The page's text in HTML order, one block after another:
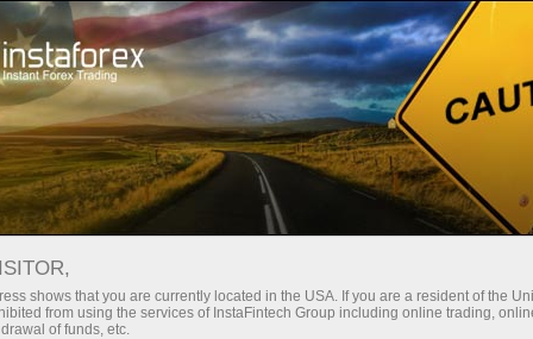
ट्रेडर्स के लिए ट्रेडिंग इंस्ट्रूमेंट्स CARDANO
Cardano
shows that you are currently located in the USA. If you are a resident of the
from using the services of InstaFintech Group including online trading,
of funds, etc.